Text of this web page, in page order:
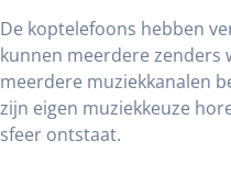
De koptelefoons hebben
kunnen meerdere
meerdere muziekkanalen
zijn eigen muziekkeuze
sfeer ontstaat.